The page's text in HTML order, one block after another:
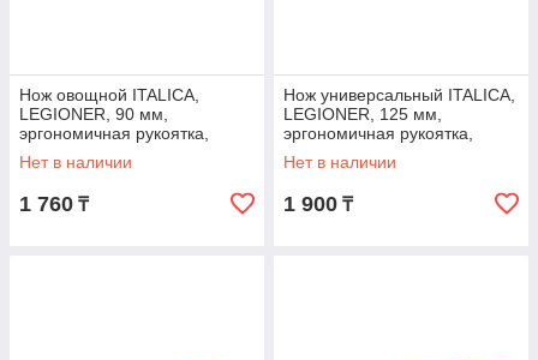
Нож овощной ITALICA,
LEGIONER, 90 мм,
эргономичная рукоятка,
нержавеющее лезвие
(47965)
Нет в наличии
1 760 ₸
Нож универсальный ITALICA,
LEGIONER, 125 мм,
эргономичная рукоятка,
нержавеющее лезвие
(47964)
Нет в наличии
1 900 ₸